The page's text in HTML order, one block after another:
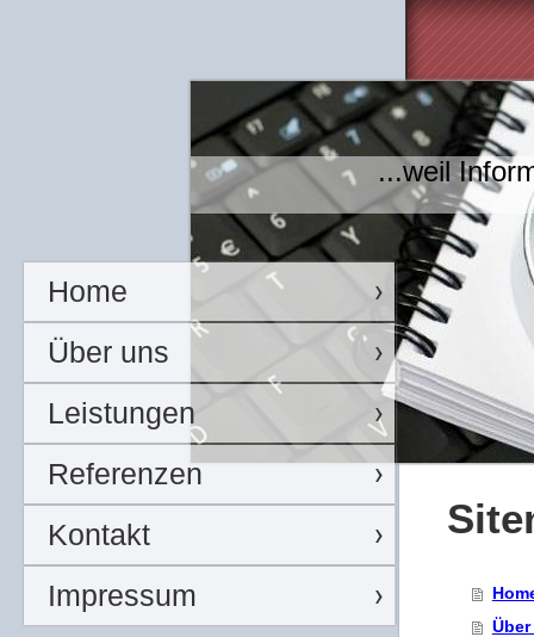
...weil
Home
Über uns
Leistungen
Referenzen
Kontakt
Impressum